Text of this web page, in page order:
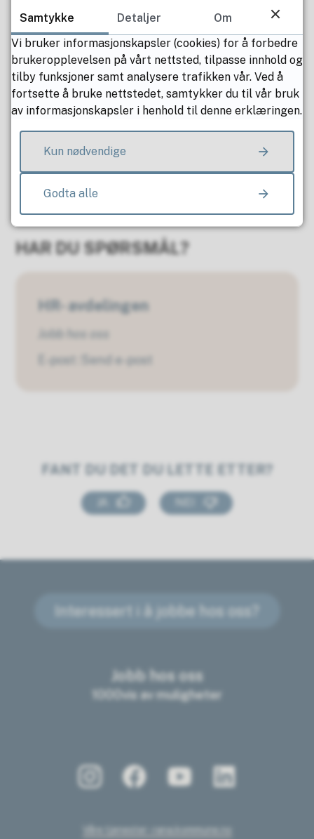
kollektive forsikringer gjennom Gjensidige
forsikring
.
Interessert i å jobbe hos oss?
Ledige stillinger
HAR DU SPØRSMÅL?
HR- avdelingen
Jobb hos oss
E-post
Send e-post
FANT DU DET DU LETTE ETTER?
Våre tjenester - rana.kommune.no
Interessert i å jobbe hos oss?
Jobb hos oss
1000vis av muligheter
Samtykke Detaljer
Om
Vi bruker informasjonskapsler (cookies) for å forbedre
brukeropplevelsen på vårt nettsted, tilpasse innhold og
tilby funksjoner samt analysere trafikken vår. Ved å
fortsette å bruke nettstedet, samtykker du til vår bruk
av informasjonskapsler i henhold til denne erklæringen.
Kun nødvendige
Godta alle